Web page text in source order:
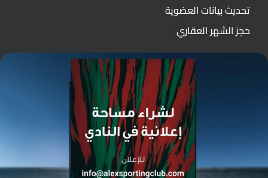
تحديث بيانات العضوية
حجز الشهر العقاري